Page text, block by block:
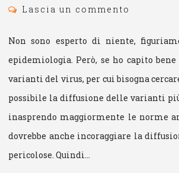
Lascia un commento
Non sono esperto di niente,
epidemiologia. Però, se ho capito
varianti del virus, per cui bisogna
possibile la diffusione delle varianti
inasprendo maggiormente le norme
dovrebbe anche incoraggiare la
pericolose. Quindi…